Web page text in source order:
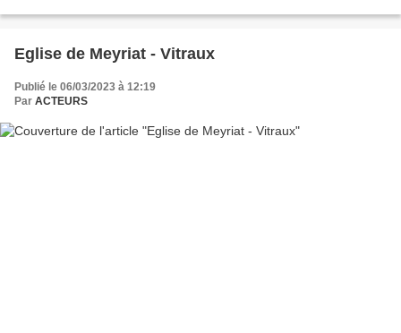
Eglise de Meyriat - Vitraux
Publié le 06/03/2023 à 12:19
Par ACTEURS